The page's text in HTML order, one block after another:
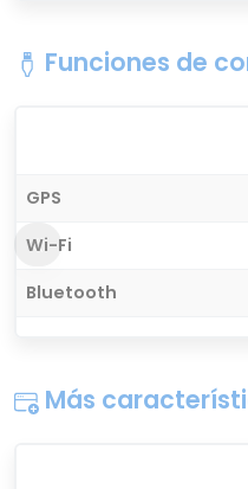
Funciones de
GPS
Wi-Fi
Bluetooth
Más